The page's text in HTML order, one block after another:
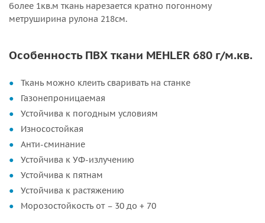
более 1кв.м ткань нарезается кратно погонному
метруширина рулона 218см.
Особенность ПВХ ткани MEHLER 680 г/м.кв.
Ткань можно клеить сваривать на станке
Газонепроницаемая
Устойчива к погодным условиям
Износостойкая
Анти-сминание
Устойчива к УФ-излучению
Устойчива к пятнам
Устойчива к растяжению
Морозостойкость от – 30 до + 70